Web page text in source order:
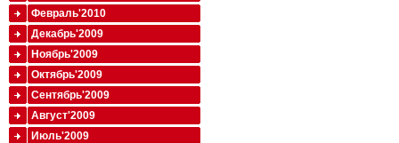
Февраль'2010
Декабрь'2009
Ноябрь'2009
Октябрь'2009
Сентябрь'2009
Август'2009
Июль'2009